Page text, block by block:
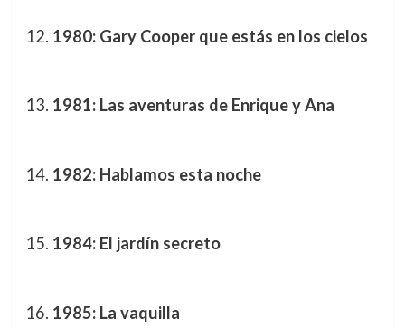
1980: Gary Cooper que estás en los cielos
1981: Las aventuras de Enrique y Ana
1982: Hablamos esta noche
1984: El jardín secreto
1985: La vaquilla